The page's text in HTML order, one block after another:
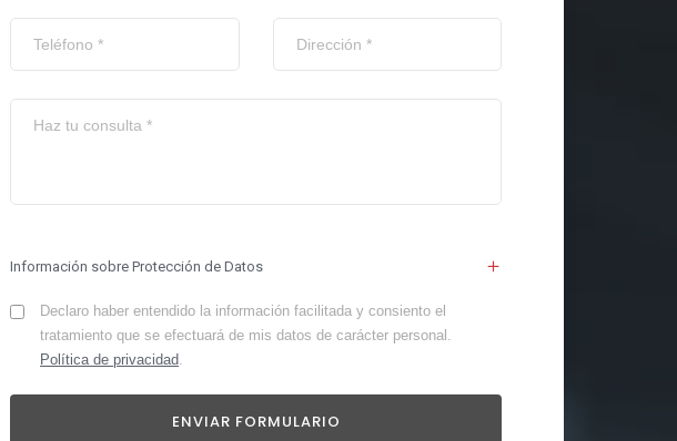
Información sobre Protección de Datos
Declaro haber entendido la información facilitada y consiento el
tratamiento que se efectuará de mis datos de carácter personal.
Política de privacidad.